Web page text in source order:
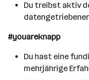
Du treibst aktiv
#youareknapp
Du hast eine
mehrjährige